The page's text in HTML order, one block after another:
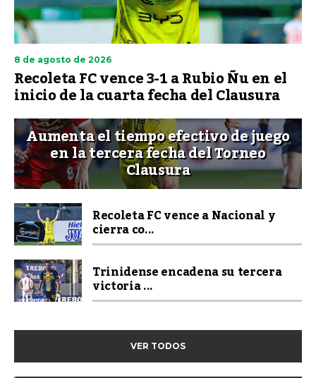
8 de agosto de 2026
Recoleta FC vence 3-1 a Rubio Ñu en el
inicio de la cuarta fecha del Clausura
Aumenta el tiempo efectivo de juego
en la tercera fecha del Torneo
Clausura
Recoleta FC vence a Nacional y
cierra co...
Trinidense encadena su tercera
victoria ...
VER TODOS